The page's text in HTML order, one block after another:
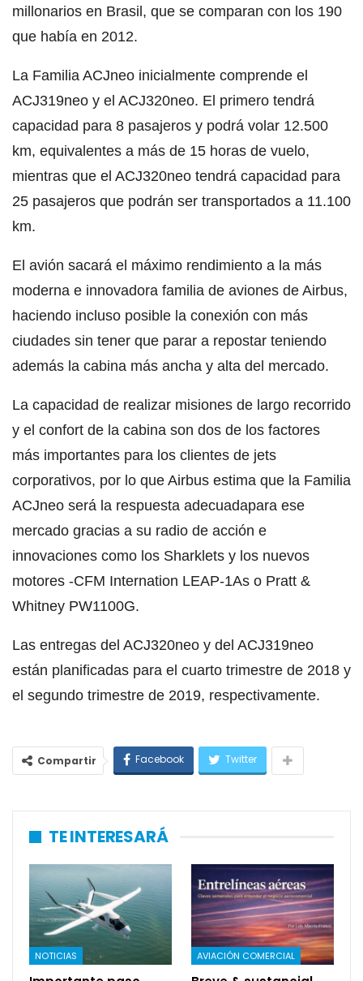
millonarios en Brasil, que se comparan con los 190
que había en 2012.
La Familia ACJneo inicialmente comprende el
ACJ319neo y el ACJ320neo. El primero tendrá
capacidad para 8 pasajeros y podrá volar 12.500
km, equivalentes a más de 15 horas de vuelo,
mientras que el ACJ320neo tendrá capacidad para
25 pasajeros que podrán ser transportados a 11.100
km.
El avión sacará el máximo rendimiento a la más
moderna e innovadora familia de aviones de Airbus,
haciendo incluso posible la conexión con más
ciudades sin tener que parar a repostar teniendo
además la cabina más ancha y alta del mercado.
La capacidad de realizar misiones de largo recorrido
y el confort de la cabina son dos de los factores
más importantes para los clientes de jets
corporativos, por lo que Airbus estima que la Familia
ACJneo será la respuesta adecuadapara ese
mercado gracias a su radio de acción e
innovaciones como los Sharklets y los nuevos
motores -CFM Internation LEAP-1As o Pratt &
Whitney PW1100G.
Las entregas del ACJ320neo y del ACJ319neo
están planificadas para el cuarto trimestre de 2018 y
el segundo trimestre de 2019, respectivamente.
Compartir Facebook Twitter
TE INTERESARÁ
NOTICIAS AVIACIÓN COMERCIAL